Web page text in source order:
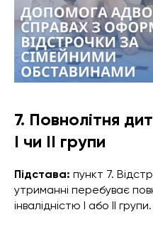
7. Повнолітня
І чи ІІ групи
Підстава: пункт 7.
утриманні перебуває
інвалідністю І або ІІ групи.